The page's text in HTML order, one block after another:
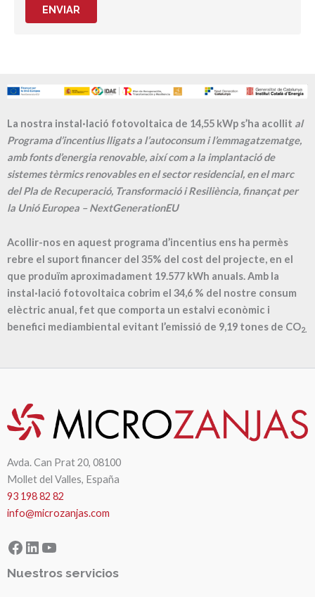
ENVIAR
La nostra instal·lació fotovoltaica de 14,55 kWp s’ha acollit al
Programa d’incentius lligats a l’autoconsum i l’emmagatzematge,
amb fonts d’energia renovable, així com a la implantació de
sistemes tèrmics renovables en el sector residencial, en el marc
del Pla de Recuperació, Transformació i Resiliència, finançat per
la Unió Europea – NextGenerationEU
Acollir-nos en aquest programa d’incentius ens ha permès
rebre el suport financer del 35% del cost del projecte, en el
que produïm aproximadament 19.577 kWh anuals. Amb la
instal·lació fotovoltaica cobrim el 34,6 % del nostre consum
elèctric anual, fet que comporta un estalvi econòmic i
benefici mediambiental evitant l’emissió de 9,19 tones de CO2.
Avda. Can Prat 20, 08100
Mollet del Valles, España
93 198 82 82
info@microzanjas.com
Facebook
LinkedIn
YouTube
Nuestros servicios